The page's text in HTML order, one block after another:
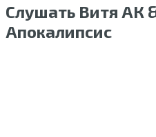
Слушать Витя АК
Апокалипсис